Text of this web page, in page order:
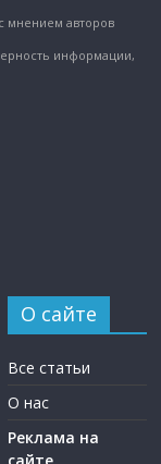
мнением авторов
информации,
О сайте
Все статьи
О нас
Реклама на